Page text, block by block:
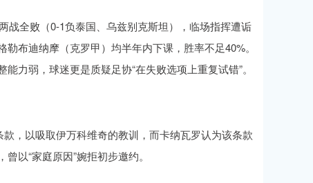
战全败（0-1负泰国、乌兹别克斯坦），临场指挥遭诟
布迪纳摩（克罗甲）均半年内下课，胜率不足40%。
力弱，球迷更是质疑足协“在失败选项上重复试错”。
，以吸取伊万科维奇的教训，而卡纳瓦罗认为该条款
以“家庭原因”婉拒初步邀约。